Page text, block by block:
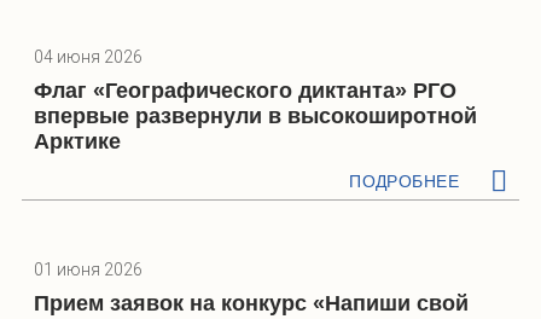
04 июня 2026
Флаг «Географического диктанта» РГО
впервые развернули в высокоширотной
Арктике
ПОДРОБНЕЕ
01 июня 2026
Прием заявок на конкурс «Напиши свой